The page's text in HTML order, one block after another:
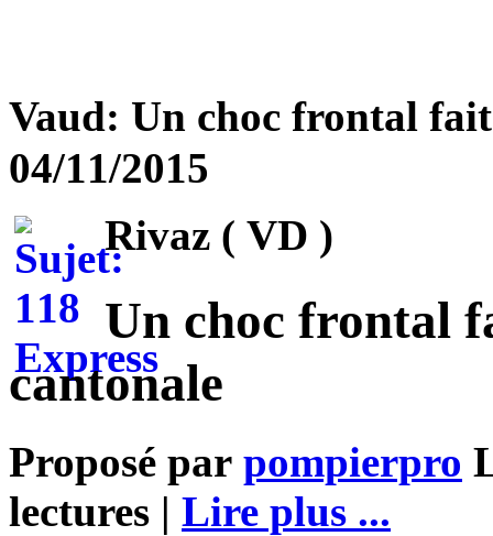
Vaud: Un choc frontal
04/11/2015
Rivaz ( VD )
Un choc frontal
cantonale
Proposé par pompierpro
lectures | Lire plus ...